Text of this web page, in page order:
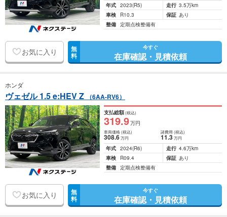
年式 2023(R5) 走行 3.5万km
車検
R10.3 保証 あり
整備 定期点検整備有
お気に入り 無
料
今すぐ
在庫確認・見積依頼
ホンダ
ヴェゼル 1.5 e:HEV Z （6AA-RV6）
支払総額(税込)
319.9万円
車両価格(税込)
308.6万円
諸費用 (税込)
11.3 万円
年式 2024(R6) 走行 4.6万km
車検
R09.4 保証 あり
整備 定期点検整備有
お気に入り 無
料
今すぐ
在庫確認・見積依頼